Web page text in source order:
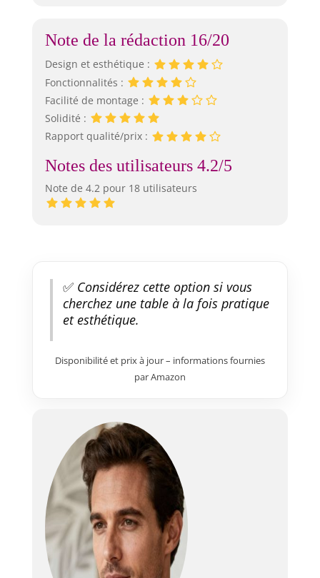
Note de la rédaction 16/20
Design et esthétique :
Fonctionnalités :
Facilité de montage :
Solidité :
Rapport qualité/prix :
Notes des utilisateurs 4.2/5
Note de 4.2 pour 18 utilisateurs
✅Considérez cette option si vous
cherchez une table à la fois pratique
et esthétique.
Disponibilité et prix à jour – informations fournies
par Amazon